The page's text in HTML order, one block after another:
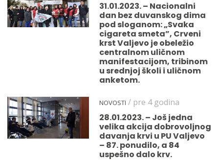
31.01.2023. – Nacionalni
dan bez duvanskog dima
pod sloganom: „Svaka
cigareta smeta”, Crveni
krst Valjevo je obeležio
centralnom uličnom
manifestacijom, tribinom
u srednjoj školi i uličnom
anketom.
NOVOSTI / pre 4 godina
28.01.2023. – Još jedna
velika akcija dobrovoljnog
davanja krvi u PU Valjevo
– 87. ponudilo, a 84
uspešno dalo krv.